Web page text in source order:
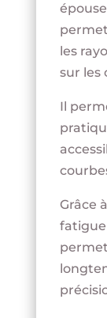
les
sur les
Il
Grâce
fatigue